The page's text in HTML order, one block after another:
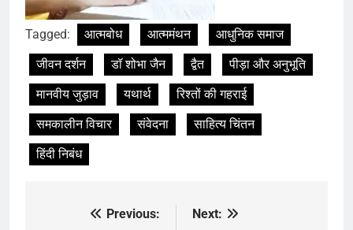
Tagged: आत्मबोध आत्ममंथन
आधुनिक समाज
जीवन दर्शन
डॉ शोभा जैन द्वैत
पीड़ा और अनुभूति
मानवीय जुड़ाव
यथार्थ
रिश्तों की गहराई
समकालीन विचार
संवेदना
साहित्य चिंतन
हिंदी निबंध
Previous:
Next: